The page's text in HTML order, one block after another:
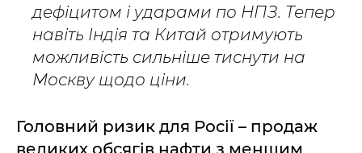
дефіцитом і ударами по НПЗ. Тепер
навіть Індія та Китай отримують
можливість сильніше тиснути на
Москву щодо ціни.
Головний ризик для Росії – продаж
великих обсягів нафти з меншим